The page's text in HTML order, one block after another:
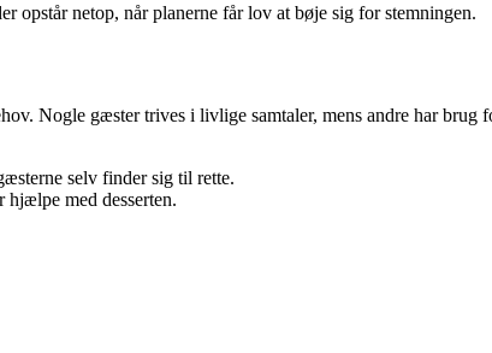
opstår netop, når planerne får lov at bøje sig for stemningen.
Nogle gæster trives i livlige samtaler, mens andre har brug
selv finder sig til rette.
med desserten.